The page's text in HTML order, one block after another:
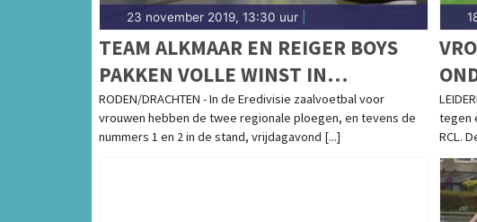
23 november 2019, 13:30 uur
TEAM ALKMAAR EN REIGER BOYS
PAKKEN VOLLE WINST IN
EREDIVISIE VROUWEN
RODEN/DRACHTEN - In de Eredivisie zaalvoetbal voor
vrouwen hebben de twee regionale ploegen, en tevens de
nummers 1 en 2 in de stand, vrijdagavond [...]
tegen
RCL.